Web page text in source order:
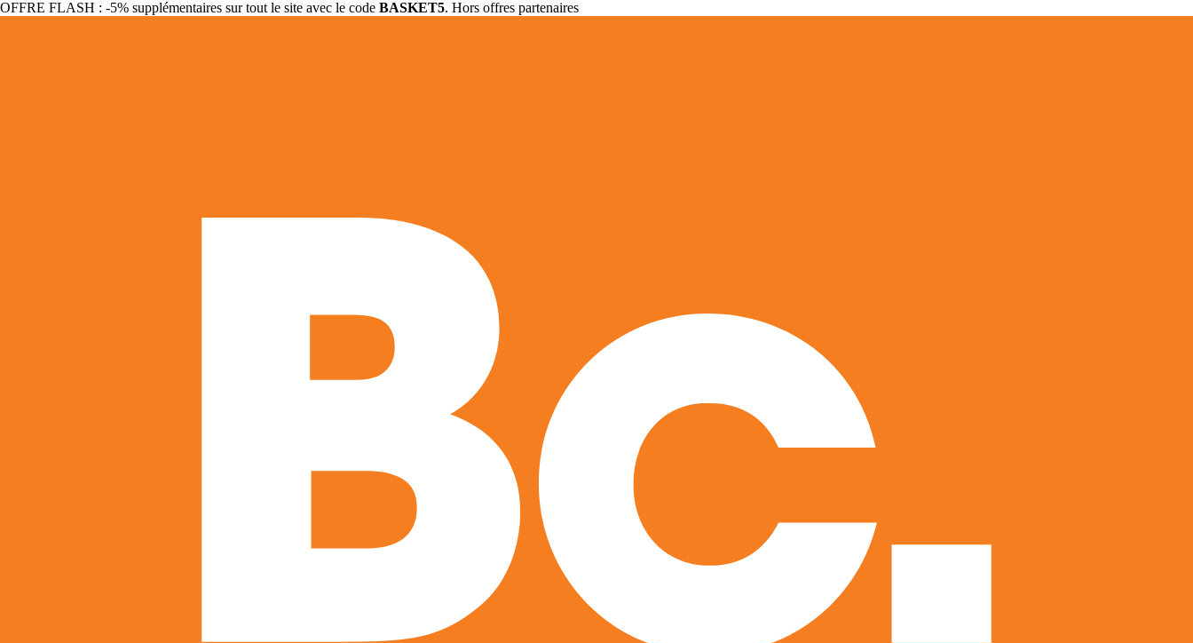
OFFRE FLASH : -5% supplémentaires sur tout le site avec le code BASKET5. Hors offres partenaires